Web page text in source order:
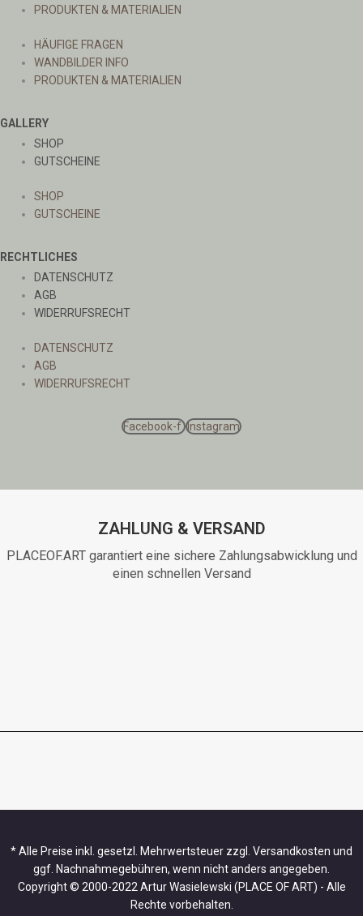
PRODUKTEN & MATERIALIEN
HÄUFIGE FRAGEN
WANDBILDER INFO
PRODUKTEN & MATERIALIEN
GALLERY
SHOP
GUTSCHEINE
SHOP
GUTSCHEINE
RECHTLICHES
DATENSCHUTZ
AGB
WIDERRUFSRECHT
DATENSCHUTZ
AGB
WIDERRUFSRECHT
Facebook-f Instagram
ZAHLUNG & VERSAND
PLACEOF.ART garantiert eine sichere Zahlungsabwicklung und
einen schnellen Versand
* Alle Preise inkl. gesetzl. Mehrwertsteuer zzgl. Versandkosten und
ggf. Nachnahmegebühren, wenn nicht anders angegeben.
Copyright © 2000-2022 Artur Wasielewski (PLACE OF ART) - Alle
Rechte vorbehalten.